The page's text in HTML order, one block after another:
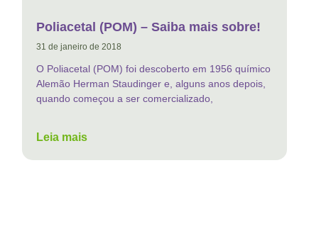
Poliacetal (POM) – Saiba mais sobre!
31 de janeiro de 2018
O Poliacetal (POM) foi descoberto em 1956 químico
Alemão Herman Staudinger e, alguns anos depois,
quando começou a ser comercializado,
Leia mais